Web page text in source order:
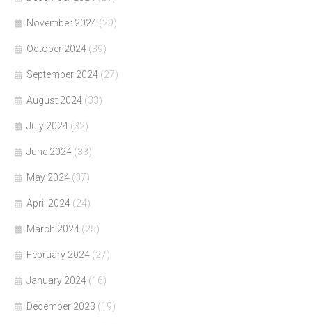
November 2024 (29)
October 2024 (39)
September 2024 (27)
August 2024 (33)
July 2024 (32)
June 2024 (33)
May 2024 (37)
April 2024 (24)
March 2024 (25)
February 2024 (27)
January 2024 (16)
December 2023 (19)